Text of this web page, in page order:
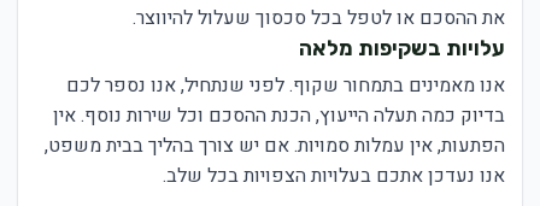
את ההסכם או לטפל בכל סכסוך שעלול להיווצר.
עלויות בשקיפות מלאה
אנו מאמינים בתמחור שקוף. לפני שנתחיל, אנו נספר לכם
בדיוק כמה תעלה הייעוץ, הכנת ההסכם וכל שירות נוסף. אין
הפתעות, אין עמלות סמויות. אם יש צורך בהליך בבית משפט,
אנו נעדכן אתכם בעלויות הצפויות בכל שלב.